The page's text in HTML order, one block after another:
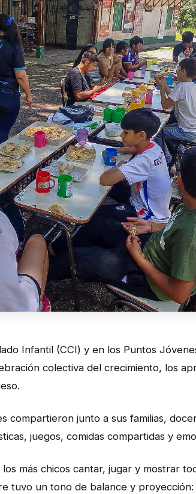
Infantil (CCI) y en los Puntos
colectiva del crecimiento, los
compartieron junto a sus familias,
juegos, comidas compartidas y
más chicos cantar, jugar y mostrar
tuvo un tono de balance y